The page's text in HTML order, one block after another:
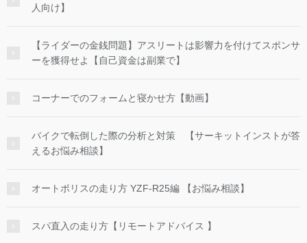
人向け】
【ライダーの金銭問題】アスリートは影響力を付けてスポンサ
ーを獲得せよ【自己資金は副業で】
コーナーでのフォームと寝かせ方【動画】
バイクで転倒した際の分析と対策 【サーキットインストが答
えるお悩み相談】
オートポリスの走り方 YZF-R25編 【お悩み相談】
スパ直入の走り方【リモートアドバイス 】